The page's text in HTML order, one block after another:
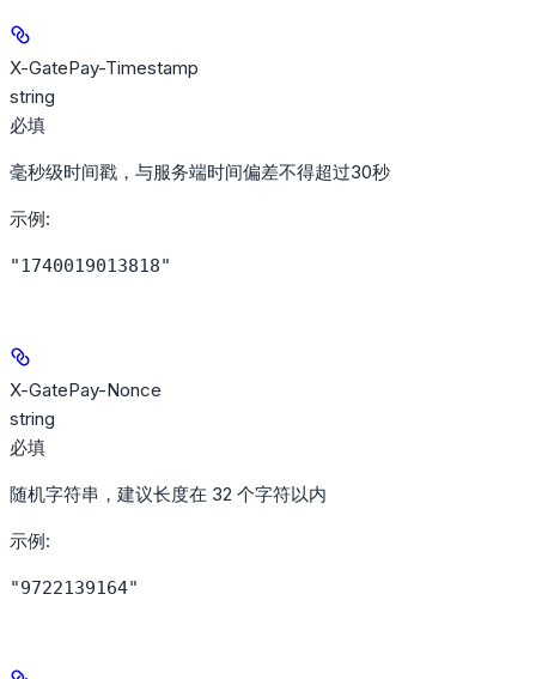
X-GatePay-Timestamp
string
必填
毫秒级时间戳，与服务端时间偏差不得超过30秒
示例:
"1740019013818"
X-GatePay-Nonce
string
必填
随机字符串，建议长度在 32 个字符以内
示例:
"9722139164"